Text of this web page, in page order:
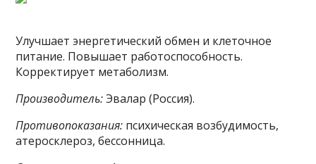
Улучшает энергетический обмен и клеточное
питание. Повышает работоспособность.
Корректирует метаболизм.
Производитель:Эвалар (Россия).
Противопоказания: психическая возбудимость,
атеросклероз, бессонница.